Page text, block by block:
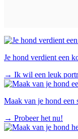
Je hond verdient een
→ Ik wil een leuk
Maak van je hond een
→ Probeer het nu!